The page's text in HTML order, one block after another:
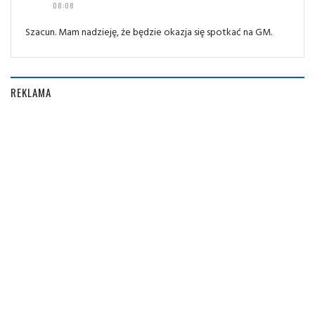
08:08
Szacun. Mam nadzieję, że będzie okazja się spotkać na GM.
REKLAMA